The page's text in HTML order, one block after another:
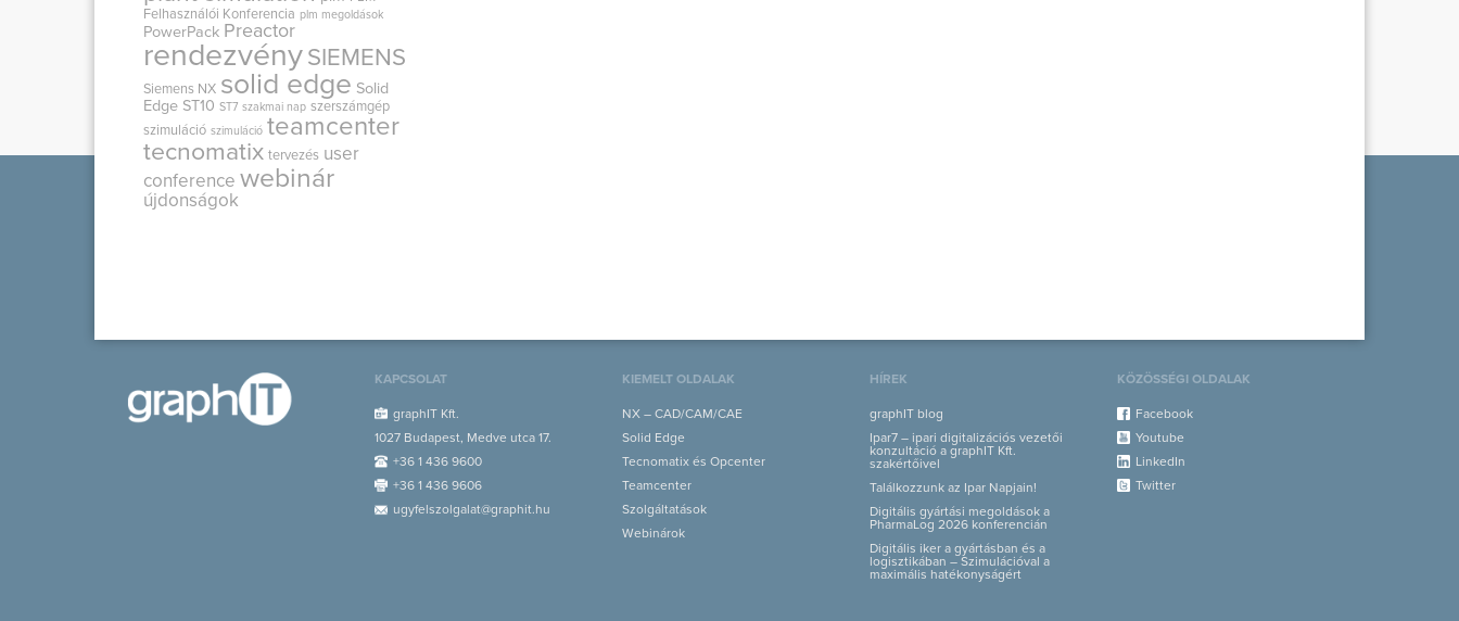
Felhasználói Konferencia plm megoldások
PowerPack Preactor
rendezvénySIEMENS
Siemens NX solid edge Solid
Edge ST10 ST7 szakmai nap szerszámgép
szimuláció szimuláció teamcenter
tecnomatix tervezés user
conference webinár
újdonságok
KAPCSOLAT
graphIT Kft.
1027 Budapest, Medve utca 17.
+36 1 436 9600
+36 1 436 9606
ugyfelszolgalat@graphit.hu
KIEMELT OLDALAK
NX – CAD/CAM/CAE
Solid Edge
Tecnomatix és Opcenter
Teamcenter
Szolgáltatások
Webinárok
HÍREK
graphIT blog
Ipar7 – ipari digitalizációs vezetői
konzultáció a graphIT Kft.
szakértőivel
Találkozzunk az Ipar Napjain!
Digitális gyártási megoldások a
PharmaLog 2026 konferencián
Digitális iker a gyártásban és a
logisztikában – Szimulációval a
maximális hatékonyságért
KÖZÖSSÉGI OLDALAK
Facebook
Youtube
LinkedIn
Twitter